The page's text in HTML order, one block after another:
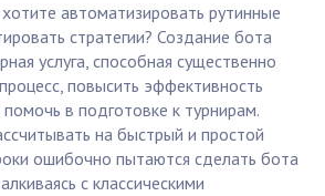
автоматизировать рутинные
стратегии? Создание бота
услуга, способная существенно
повысить эффективность
в подготовке к турнирам.
на быстрый и простой
ошибочно пытаются сделать бота
с классическими